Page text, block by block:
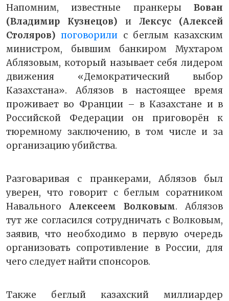
Напомним, известные пранкеры Вован
(Владимир Кузнецов) и Лексус (Алексей
Столяров) поговорили с беглым казахским
министром, бывшим банкиром Мухтаром
Аблязовым, который называет себя лидером
движения «Демократический выбор
Казахстана». Аблязов в настоящее время
проживает во Франции – в Казахстане и в
Российской Федерации он приговорён к
тюремному заключению, в том числе и за
организацию убийства.
Разговаривая с пранкерами, Аблязов был
уверен, что говорит с беглым соратником
Навального Алексеем Волковым. Аблязов
тут же согласился сотрудничать с Волковым,
заявив, что необходимо в первую очередь
организовать сопротивление в России, для
чего следует найти спонсоров.
Также беглый казахский миллиардер